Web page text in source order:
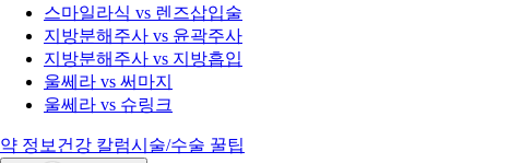
스마일라식 vs 렌즈삽입술
지방분해주사 vs 윤곽주사
지방분해주사 vs 지방흡입
울쎄라 vs 써마지
울쎄라 vs 슈링크
약 정보 건강 칼럼시술/수술 꿀팁